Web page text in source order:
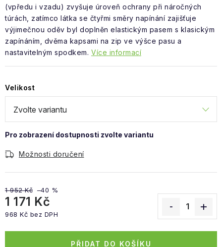
(vpředu i vzadu) zvyšuje úroveň ochrany při náročných
túrách, zatímco látka se čtyřmi směry napínání zajišťuje
výjimečnou oděv byl doplněn elastickým pasem s klasickým
zapínáním, dvěma kapsami na zip ve výšce pasu a
nastavitelným spodkem. Více informací
Velikost
Možnosti doručení
1 952 Kč –40 %
1 171 Kč
968 Kč bez DPH
PŘIDAT DO KOŠÍKU